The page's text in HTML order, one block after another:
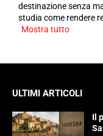
destinazione senza
studia come rendere
Mostra tutto
ULTIMI ARTICOLI
Il